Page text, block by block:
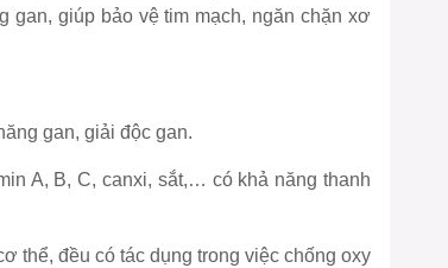
gan, giúp bảo vệ tim mạch, ngăn chặn xơ
gan, giải độc gan.
A, B, C, canxi, sắt,… có khả năng thanh
thể, đều có tác dụng trong việc chống oxy